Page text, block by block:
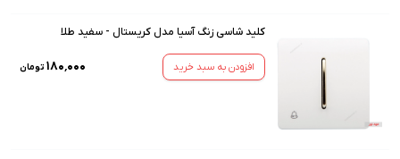
کلید شاسی زنگ آسیا مدل کریستال - سفید طلا
افزودن به سبد خرید ۱۸۰٬۰۰۰ تومان